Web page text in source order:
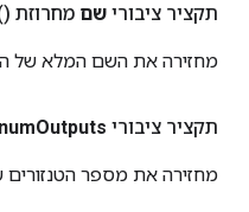
תקציר ציבורי שם מחרוזת
מחזירה את השם המלא של
תקציר ציבורי int numOutputs
מחזירה את מספר הטנזורים